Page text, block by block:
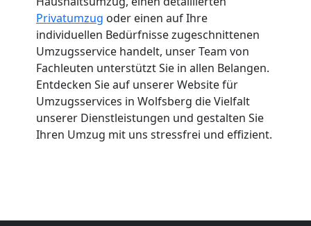
Privatumzug oder einen auf Ihre
individuellen Bedürfnisse zugeschnittenen
Umzugsservice handelt, unser Team von
Fachleuten unterstützt Sie in allen Belangen.
Entdecken Sie auf unserer Website für
Umzugsservices in Wolfsberg die Vielfalt
unserer Dienstleistungen und gestalten Sie
Ihren Umzug mit uns stressfrei und effizient.